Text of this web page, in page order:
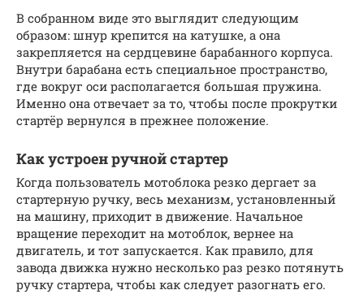
В собранном виде это выглядит следующим
образом: шнур крепится на катушке, а она
закрепляется на сердцевине барабанного корпуса.
Внутри барабана есть специальное пространство,
где вокруг оси располагается большая пружина.
Именно она отвечает за то, чтобы после прокрутки
стартёр вернулся в прежнее положение.
Как устроен ручной стартер
Когда пользователь мотоблока резко дергает за
стартерную ручку, весь механизм, установленный
на машину, приходит в движение. Начальное
вращение переходит на мотоблок, вернее на
двигатель, и тот запускается. Как правило, для
завода движка нужно несколько раз резко потянуть
ручку стартера, чтобы как следует разогнать его.